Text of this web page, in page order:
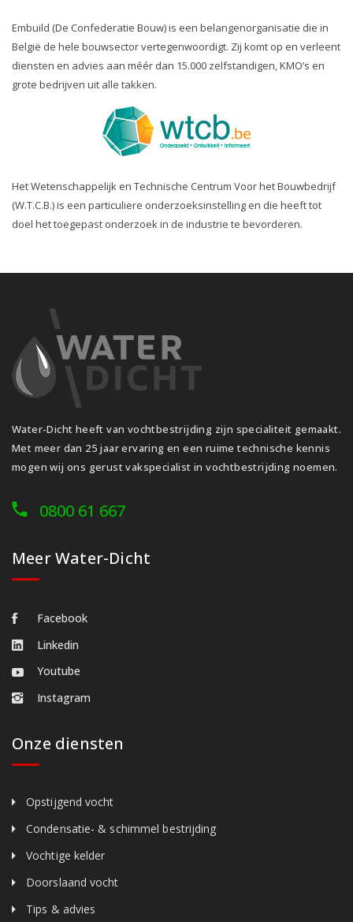
Embuild (De Confederatie Bouw) is een belangenorganisatie die in
België de hele bouwsector vertegenwoordigt. Zij komt op en verleent
diensten en advies aan méér dan 15.000 zelfstandigen, KMO’s en
grote bedrijven uit alle takken.
Het Wetenschappelijk en Technische Centrum Voor het Bouwbedrijf
(W.T.C.B.) is een particuliere onderzoeksinstelling en die heeft tot
doel het toegepast onderzoek in de industrie te bevorderen.
Water-Dicht heeft van vochtbestrijding zijn specialiteit gemaakt.
Met meer dan 25 jaar ervaring en een ruime technische kennis
mogen wij ons gerust vakspecialist in vochtbestrijding noemen.
0800 61 667
Meer Water-Dicht
Facebook
Linkedin
Youtube
Instagram
Onze diensten
Opstijgend vocht
Condensatie- & schimmel bestrijding
Vochtige kelder
Doorslaand vocht
Tips & advies